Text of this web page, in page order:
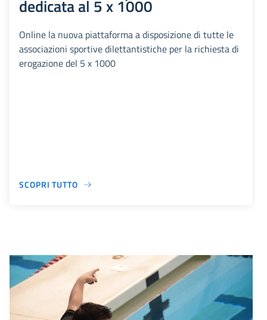
dedicata al 5 x 1000
Online la nuova piattaforma a disposizione di tutte le
associazioni sportive dilettantistiche per la richiesta di
erogazione del 5 x 1000
SCOPRI TUTTO